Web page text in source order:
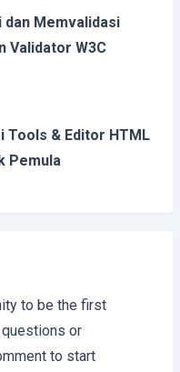
dan Memvalidasi
Validator W3C
Tools & Editor HTML
Pemula
to be the first
or
to start